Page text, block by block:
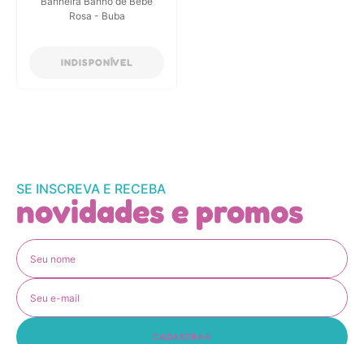
Rosa - Buba
INDISPONÍVEL
SE INSCREVA E RECEBA
novidades e promos
CADASTRAR